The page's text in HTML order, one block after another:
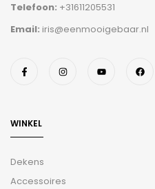
Telefoon: +31611205531
Email: iris@eenmooigebaar.nl
WINKEL
Dekens
Accessoires